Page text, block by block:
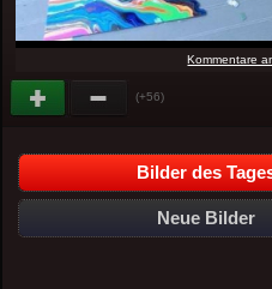
Kommentare
(+56)
Bilder des
Neue Bilder